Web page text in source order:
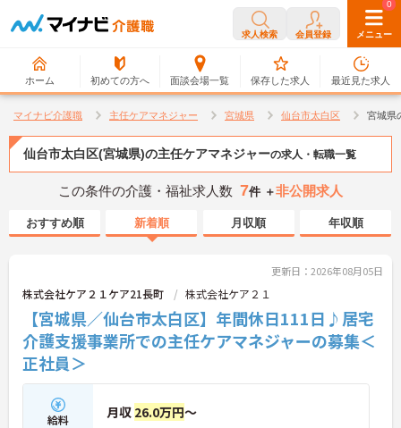
求人検索 会員登録 メニュー
ホーム 初めての方へ 面談会場一覧
0
保存した求人
0
最近見た求人
マイナビ介護職 主任ケアマネジャー 宮城県 仙台市太白区 宮城県
仙台市太白区(宮城県)の主任ケアマネジャーの求人・転職一覧
この条件の介護・福祉求人数 7件 ＋非公開求人
おすすめ順 新着順 月収順 年収順
更新日：2026年08月05日
株式会社ケア２１ケア21長町 株式会社ケア２１
【宮城県／仙台市太白区】年間休日111日♪居宅
介護支援事業所での主任ケアマネジャーの募集＜
正社員＞
給料 月収 26.0万円～